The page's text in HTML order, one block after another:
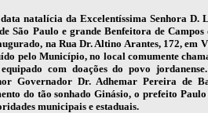
natalícia da Excelentíssima Senhora D.
São Paulo e grande Benfeitora de Campos
na Rua Dr. Altino Arantes, 172, em
pelo Município, no local comumente
com doações do povo jordanense.
Governador Dr. Adhemar Pereira de
do tão sonhado Ginásio, o prefeito
municipais e estaduais.